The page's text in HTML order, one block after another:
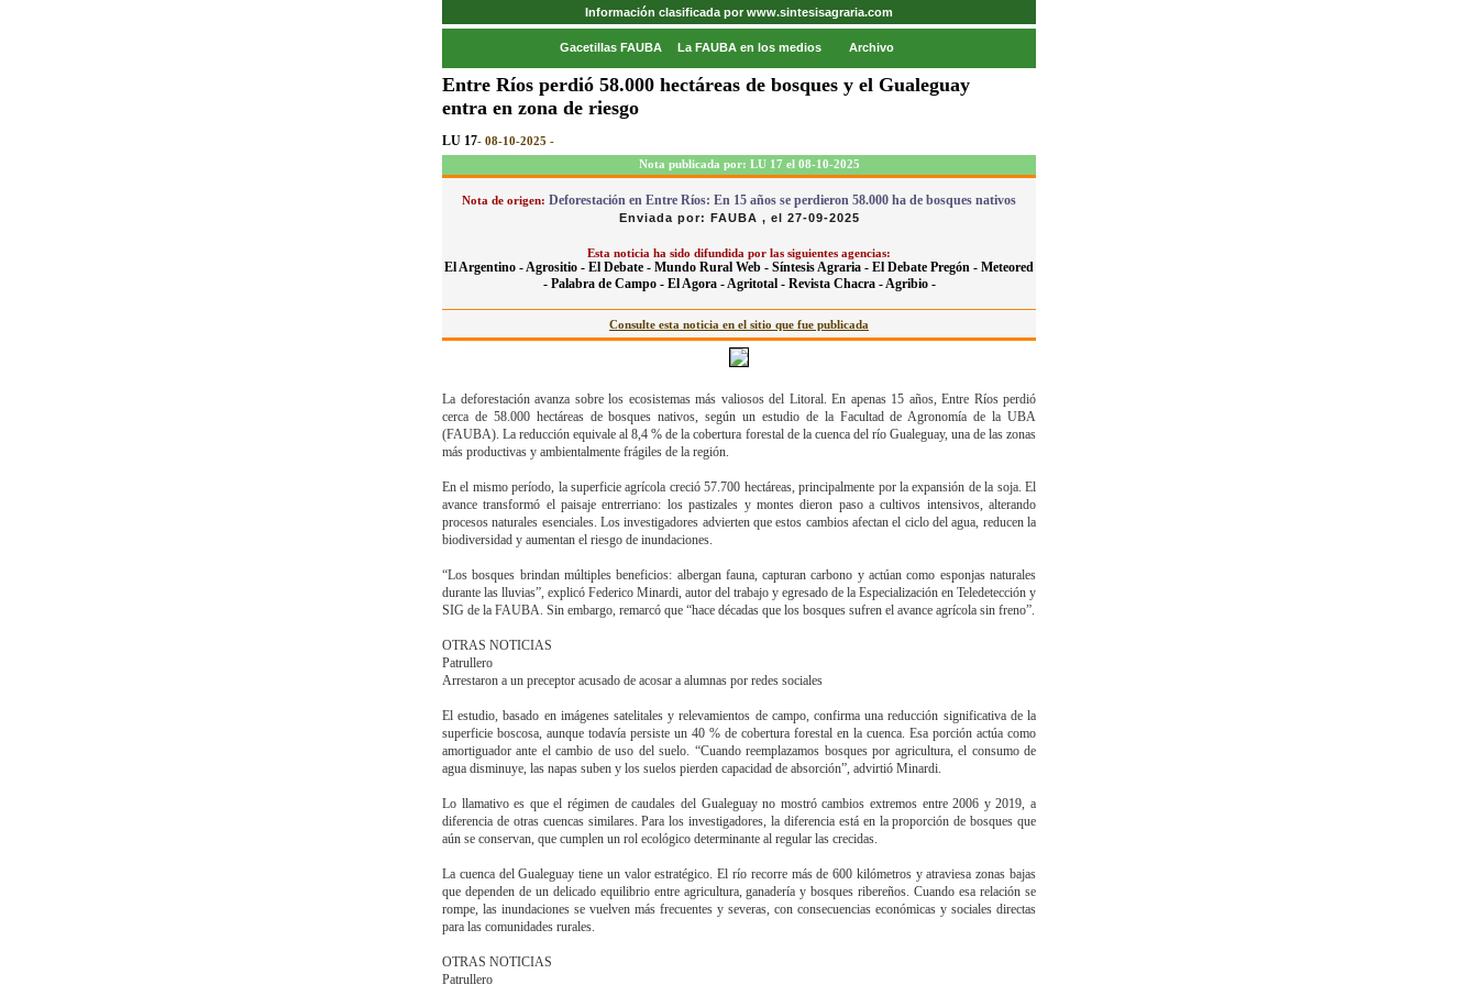
Información clasificada por www.sintesisagraria.com
Gacetillas FAUBA La FAUBA en los medios Archivo
Entre Ríos perdió 58.000 hectáreas de bosques y el Gualeguay
entra en zona de riesgo
LU 17- 08-10-2025 -
Nota publicada por: LU 17 el 08-10-2025
Nota de origen: Deforestación en Entre Ríos: En 15 años se perdieron 58.000 ha de bosques nativos
Enviada por: FAUBA , el 27-09-2025
Esta noticia ha sido difundida por las siguientes agencias:
El Argentino -Agrositio - El Debate - Mundo Rural Web - Síntesis Agraria - El Debate Pregón - Meteored
- Palabra de Campo - El Agora -Agritotal - Revista Chacra -Agribio -
Consulte esta noticia en el sitio que fue publicada
La deforestación avanza sobre los ecosistemas más valiosos del Litoral. En apenas 15 años, Entre Ríos perdió
cerca de 58.000 hectáreas de bosques nativos, según un estudio de la Facultad de Agronomía de la UBA
(FAUBA). La reducción equivale al 8,4 % de la cobertura forestal de la cuenca del río Gualeguay, una de las zonas
más productivas y ambientalmente frágiles de la región.
En el mismo período, la superficie agrícola creció 57.700 hectáreas, principalmente por la expansión de la soja. El
avance transformó el paisaje entrerriano: los pastizales y montes dieron paso a cultivos intensivos, alterando
procesos naturales esenciales. Los investigadores advierten que estos cambios afectan el ciclo del agua, reducen la
biodiversidad y aumentan el riesgo de inundaciones.
“Los bosques brindan múltiples beneficios: albergan fauna, capturan carbono y actúan como esponjas naturales
durante las lluvias”, explicó Federico Minardi, autor del trabajo y egresado de la Especialización en Teledetección y
SIG de la FAUBA. Sin embargo, remarcó que “hace décadas que los bosques sufren el avance agrícola sin freno”.
OTRAS NOTICIAS
Patrullero
Arrestaron a un preceptor acusado de acosar a alumnas por redes sociales
El estudio, basado en imágenes satelitales y relevamientos de campo, confirma una reducción significativa de la
superficie boscosa, aunque todavía persiste un 40 % de cobertura forestal en la cuenca. Esa porción actúa como
amortiguador ante el cambio de uso del suelo. “Cuando reemplazamos bosques por agricultura, el consumo de
agua disminuye, las napas suben y los suelos pierden capacidad de absorción”, advirtió Minardi.
Lo llamativo es que el régimen de caudales del Gualeguay no mostró cambios extremos entre 2006 y 2019, a
diferencia de otras cuencas similares. Para los investigadores, la diferencia está en la proporción de bosques que
aún se conservan, que cumplen un rol ecológico determinante al regular las crecidas.
La cuenca del Gualeguay tiene un valor estratégico. El río recorre más de 600 kilómetros y atraviesa zonas bajas
que dependen de un delicado equilibrio entre agricultura, ganadería y bosques ribereños. Cuando esa relación se
rompe, las inundaciones se vuelven más frecuentes y severas, con consecuencias económicas y sociales directas
para las comunidades rurales.
OTRAS NOTICIAS
Patrullero